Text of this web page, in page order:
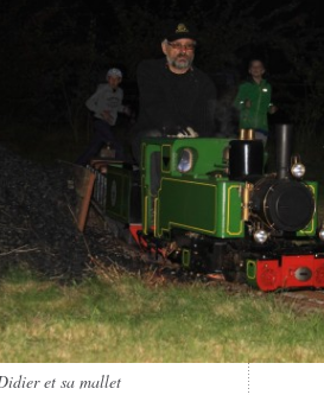
et sa mallet